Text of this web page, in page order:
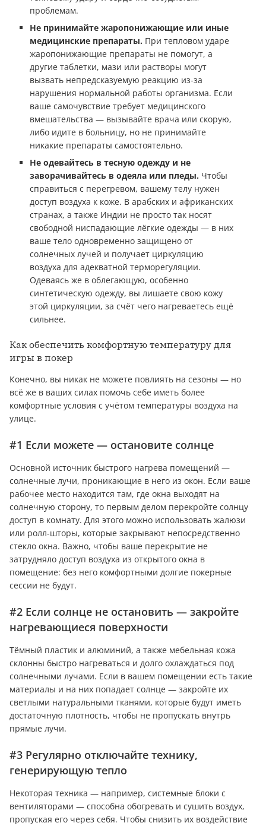
проблемам.
Не принимайте жаропонижающие или иные
медицинские препараты. При тепловом ударе
жаропонижающие препараты не помогут, а
другие таблетки, мази или растворы могут
вызвать непредсказуемую реакцию из-за
нарушения нормальной работы организма. Если
ваше самочувствие требует медицинского
вмешательства — вызывайте врача или скорую,
либо идите в больницу, но не принимайте
никакие препараты самостоятельно.
Не одевайтесь в тесную одежду и не
заворачивайтесь в одеяла или пледы. Чтобы
справиться с перегревом, вашему телу нужен
доступ воздуха к коже. В арабских и африканских
странах, а также Индии не просто так носят
свободной ниспадающие лёгкие одежды — в них
ваше тело одновременно защищено от
солнечных лучей и получает циркуляцию
воздуха для адекватной терморегуляции.
Одеваясь же в облегающую, особенно
синтетическую одежду, вы лишаете свою кожу
этой циркуляции, за счёт чего нагреваетесь ещё
сильнее.
Как обеспечить комфортную температуру для
игры в покер
Конечно, вы никак не можете повлиять на сезоны — но
всё же в ваших силах помочь себе иметь более
комфортные условия с учётом температуры воздуха на
улице.
#1 Если можете — остановите солнце
Основной источник быстрого нагрева помещений —
солнечные лучи, проникающие в него из окон. Если ваше
рабочее место находится там, где окна выходят на
солнечную сторону, то первым делом перекройте солнцу
доступ в комнату. Для этого можно использовать жалюзи
или ролл-шторы, которые закрывают непосредственно
стекло окна. Важно, чтобы ваше перекрытие не
затрудняло доступ воздуха из открытого окна в
помещение: без него комфортными долгие покерные
сессии не будут.
#2 Если солнце не остановить — закройте
нагревающиеся поверхности
Тёмный пластик и алюминий, а также мебельная кожа
склонны быстро нагреваться и долго охлаждаться под
солнечными лучами. Если в вашем помещении есть такие
материалы и на них попадает солнце — закройте их
светлыми натуральными тканями, которые будут иметь
достаточную плотность, чтобы не пропускать внутрь
прямые лучи.
#3 Регулярно отключайте технику,
генерирующую тепло
Некоторая техника — например, системные блоки с
вентиляторами — способна обогревать и сушить воздух,
пропуская его через себя. Чтобы снизить их воздействие